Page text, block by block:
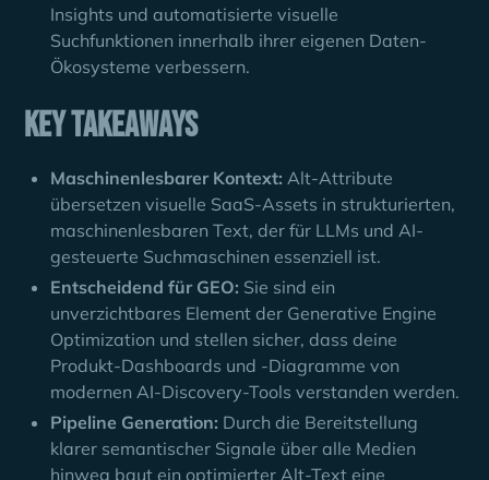
Insights und automatisierte visuelle
Suchfunktionen innerhalb ihrer eigenen Daten-
Ökosysteme verbessern.
Key Takeaways
Maschinenlesbarer Kontext: Alt-Attribute
übersetzen visuelle SaaS-Assets in strukturierten,
maschinenlesbaren Text, der für LLMs und AI-
gesteuerte Suchmaschinen essenziell ist.
Entscheidend für GEO: Sie sind ein
unverzichtbares Element der Generative Engine
Optimization und stellen sicher, dass deine
Produkt-Dashboards und -Diagramme von
modernen AI-Discovery-Tools verstanden werden.
Pipeline Generation: Durch die Bereitstellung
klarer semantischer Signale über alle Medien
hinweg baut ein optimierter Alt-Text eine